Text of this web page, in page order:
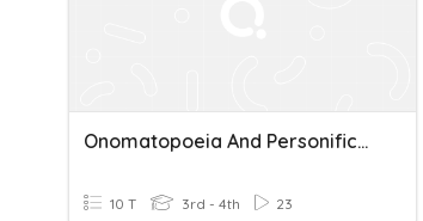
Onomatopoeia And Personification
10 T 3rd - 4th 23